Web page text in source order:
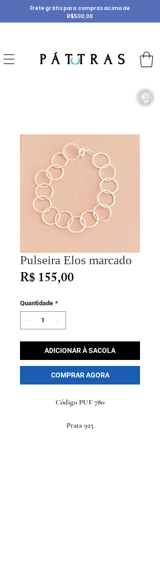
P Á T T R A S
Frete grátis para compras acima de
R$500,00
Pulseira Elos marcado
R$ 155,00
Quantidade *
ADICIONAR À SACOLA
COMPRAR AGORA
Código PUF 780
Prata 925